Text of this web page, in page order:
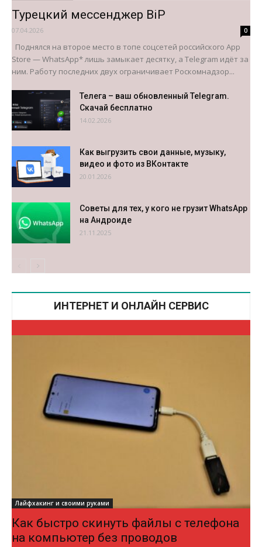
Турецкий мессенджер BiP
07.04.2026 0
Поднялся на второе место в топе соцсетей российского App
Store — WhatsApp* лишь замыкает десятку, а Telegram идёт за
ним. Работу последних двух ограничивает Роскомнадзор...
Телега – ваш обновленный Telegram.
Скачай бесплатно
14.02.2026
Как выгрузить свои данные, музыку,
видео и фото из ВКонтакте
20.01.2026
Советы для тех, у кого не грузит WhatsApp
на Андроиде
21.11.2025
ИНТЕРНЕТ И ОНЛАЙН СЕРВИС
Лайфхакинг и своими руками
Как быстро скинуть файлы с телефона
на компьютер без проводов